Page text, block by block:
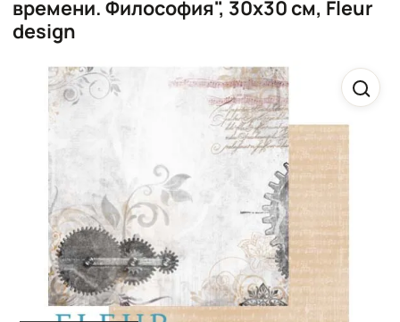
времени. Философия", 30х30 см, Fleur
design